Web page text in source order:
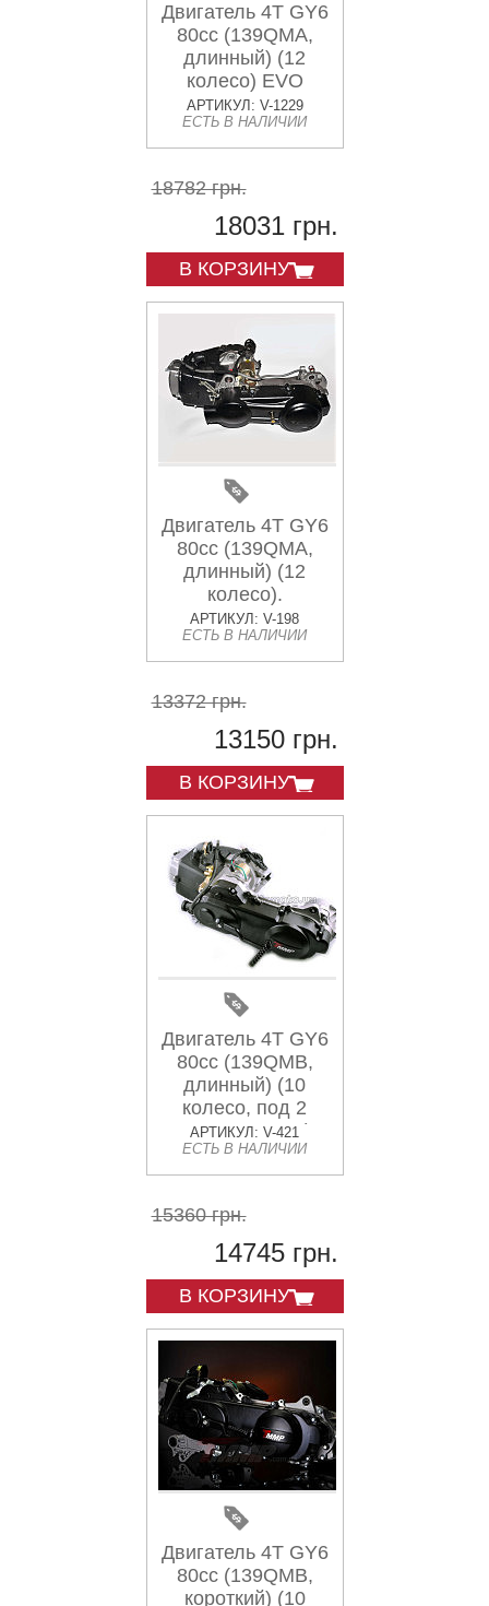
Двигатель 4T GY6
80cc (139QMA,
длинный) (12
колесо) EVO
АРТИКУЛ: V-1229
ЕСТЬ В НАЛИЧИИ
18782 грн.
18031 грн.
В КОРЗИНУ
Двигатель 4T GY6
80cc (139QMA,
длинный) (12
колесо).
АРТИКУЛ: V-198
ЕСТЬ В НАЛИЧИИ
13372 грн.
13150 грн.
В КОРЗИНУ
Двигатель 4T GY6
80cc (139QMB,
длинный) (10
колесо, под 2
амортизатора)
EVO
АРТИКУЛ: V-421
ЕСТЬ В НАЛИЧИИ
15360 грн.
14745 грн.
В КОРЗИНУ
Двигатель 4T GY6
80cc (139QMB,
короткий) (10